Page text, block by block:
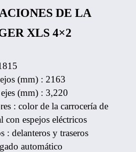
DE LA
XLS 4×2
(mm) : 2163
(mm) : 3,220
: color de la carrocería de
con espejos eléctricos
: delanteros y traseros
automático